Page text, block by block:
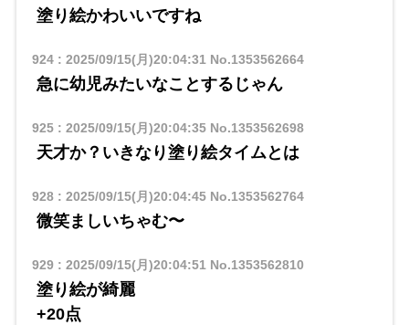
塗り絵かわいいですね
924: 2025/09/15(月)20:04:31 No.1353562664
急に幼児みたいなことするじゃん
925: 2025/09/15(月)20:04:35No.1353562698
天才か？いきなり塗り絵タイムとは
928: 2025/09/15(月)20:04:45No.1353562764
微笑ましいちゃむ〜
929: 2025/09/15(月)20:04:51 No.1353562810
塗り絵が綺麗
+20点